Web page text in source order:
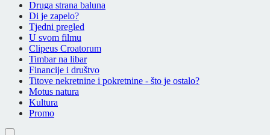
Druga strana baluna
Di je zapelo?
Tjedni pregled
U svom filmu
Clipeus Croatorum
Timbar na libar
Financije i društvo
Titove nekretnine i pokretnine - što je ostalo?
Motus natura
Kultura
Promo